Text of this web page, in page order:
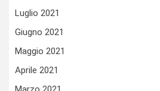
Luglio 2021
Giugno 2021
Maggio 2021
Aprile 2021